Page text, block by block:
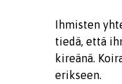
Ihmisten
tiedä, että
kireänä.
erikseen.